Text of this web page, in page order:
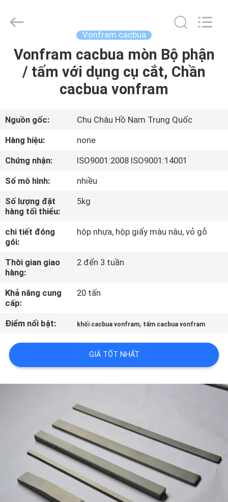
TRANG
CHỦ
SẢN
PHẨM
CHÚNG
TÔI
THAM
QUAN
NHÀ
MÁY
KIỂM
SOÁT
CHẤT
CHÚNG
TIN
Cemented
Carbide
Rights
Reserved.
Vonfram cacbua
Vonfram cacbua mòn Bộ phận
/ tấm với dụng cụ cắt, Chần
cacbua vonfram
Nguồn gốc:
Chu Châu Hồ Nam Trung Quốc
Hàng hiệu:
none
Chứng nhận:
ISO9001:2008 ISO9001:14001
Số mô hình:
nhiều
Số lượng đặt
hàng tối thiểu:
5kg
chi tiết đóng
gói:
hộp nhựa, hộp giấy màu nâu, vỏ gỗ
Thời gian giao
hàng:
2 đến 3 tuần
Khả năng cung
cấp:
20 tấn
Điểm nổi bật: khối cacbua vonfram, tấm cacbua vonfram
GIÁ TỐT NHẤT